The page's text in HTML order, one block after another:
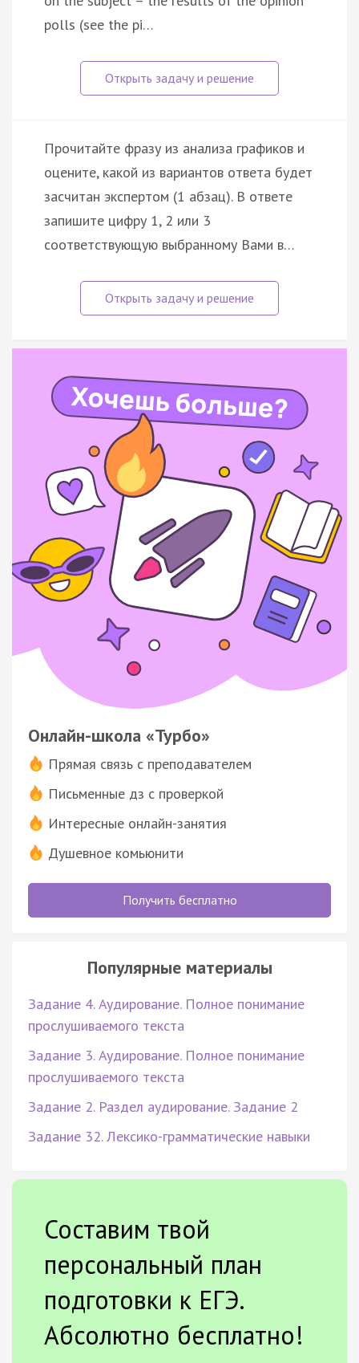
polls (see the pi…
Прочитайте фразу из анализа графиков и
оцените, какой из вариантов ответа будет
засчитан экспертом (1 абзац). В ответе
запишите цифру 1, 2 или 3
соответствующую выбранному Вами в…
Онлайн-школа «Турбо»
Прямая связь с преподавателем
Письменные дз с проверкой
Интересные онлайн-занятия
Душевное комьюнити
Получить бесплатно
Популярные материалы
Задание 4. Аудирование. Полное понимание
прослушиваемого текста
Задание 3. Аудирование. Полное понимание
прослушиваемого текста
Задание 2. Раздел аудирование. Задание 2
Задание 32. Лексико-грамматические навыки
Составим твой
персональный план
подготовки к ЕГЭ.
Абсолютно бесплатно!